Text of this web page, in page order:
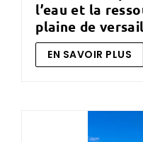
l’eau et la
plaine de
EN SAVOIR PLUS